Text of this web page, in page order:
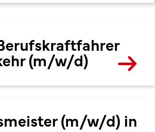
(m/w/d)
(m/w/d) in